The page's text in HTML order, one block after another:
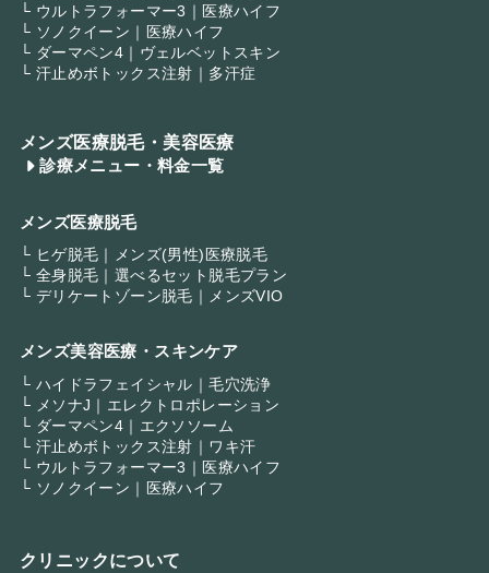
└ ウルトラフォーマー3｜医療ハイフ
└ ソノクイーン｜医療ハイフ
└ ダーマペン4｜ヴェルベットスキン
└ 汗止めボトックス注射｜多汗症
メンズ医療脱毛・美容医療
診療メニュー・料金一覧
メンズ医療脱毛
└ ヒゲ脱毛｜メンズ(男性)医療脱毛
└ 全身脱毛｜選べるセット脱毛プラン
└ デリケートゾーン脱毛｜メンズVIO
メンズ美容医療・スキンケア
└ ハイドラフェイシャル｜毛穴洗浄
└ メソナJ｜エレクトロポレーション
└ ダーマペン4｜エクソソーム
└ 汗止めボトックス注射｜ワキ汗
└ ウルトラフォーマー3｜医療ハイフ
└ ソノクイーン｜医療ハイフ
クリニックについて